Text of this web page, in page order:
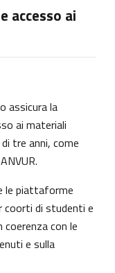
accesso ai
assicura la
ai materiali
tre anni, come
le piattaforme
coorti di studenti e
con le
e sulla